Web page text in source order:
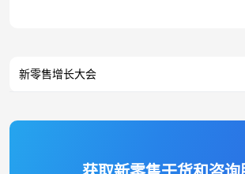
新零售增长大会